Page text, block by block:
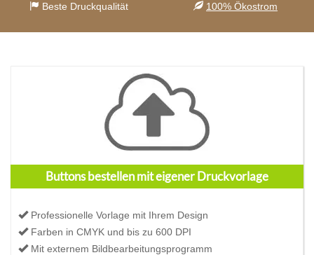
Beste Druckqualität 100% Ökostrom
Buttons bestellen mit eigener Druckvorlage
Professionelle Vorlage mit Ihrem Design
Farben in CMYK und bis zu 600 DPI
Mit externem Bildbearbeitungsprogramm